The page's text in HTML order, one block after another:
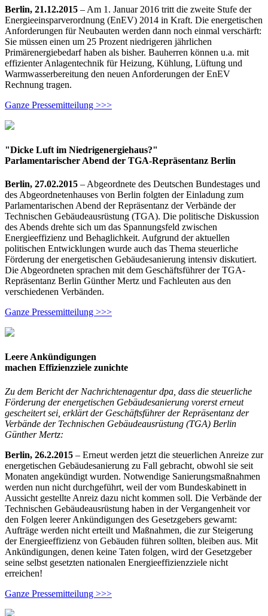
Berlin, 21.12.2015 – Am 1. Januar 2016 tritt die zweite Stufe der
Energieeinsparverordnung (EnEV) 2014 in Kraft. Die energetischen
Anforderungen für Neubauten werden dann noch einmal verschärft:
Sie müssen einen um 25 Prozent niedrigeren jährlichen
Primärenergiebedarf haben als bisher. Bauherren können u.a. mit
effizienter Anlagentechnik für Heizung, Kühlung, Lüftung und
Warmwasserbereitung den neuen Anforderungen der EnEV
Rechnung tragen.
Ganze Pressemitteilung >>>
"Dicke Luft im Niedrigenergiehaus?"
Parlamentarischer Abend der TGA-Repräsentanz Berlin
Berlin, 27.02.2015 – Abgeordnete des Deutschen Bundestages und
des Abgeordnetenhauses von Berlin folgten der Einladung zum
Parlamentarischen Abend der Repräsentanz der Verbände der
Technischen Gebäudeausrüstung (TGA). Die politische Diskussion
des Abends drehte sich um das Spannungsfeld zwischen
Energieeffizienz und Behaglichkeit. Aufgrund der aktuellen
politischen Entwicklungen wurde auch das Thema steuerliche
Förderung der energetischen Gebäudesanierung intensiv diskutiert.
Die Abgeordneten sprachen mit dem Geschäftsführer der TGA-
Repräsentanz Berlin Günther Mertz und Fachleuten aus den
verschiedenen Verbänden.
Ganze Pressemitteilung >>>
Leere Ankündigungen
machen Effizienzziele zunichte
Zu dem Bericht der Nachrichtenagentur dpa, dass die steuerliche
Förderung der energetischen Gebäudesanierung vorerst erneut
gescheitert sei, erklärt der Geschäftsführer der Repräsentanz der
Verbände der Technischen Gebäudeausrüstung (TGA) Berlin
Günther Mertz:
Berlin, 26.2.2015 – Erneut werden jetzt die steuerlichen Anreize zur
energetischen Gebäudesanierung zu Fall gebracht, obwohl sie seit
Monaten angekündigt wurden. Notwendige Sanierungsmaßnahmen
werden nun nicht durchgeführt, weil der vom Bundeskabinett in
Aussicht gestellte Anreiz dazu nicht kommen soll. Die Verbände der
Technischen Gebäudeausrüstung haben in der Vergangenheit vor
den Folgen leerer Ankündigungen des Gesetzgebers gewarnt:
Aufträge werden nicht erteilt und Maßnahmen, die zur Steigerung
der Energieeffizienz von Gebäuden führen sollten, bleiben aus. Mit
Ankündigungen, denen keine Taten folgen, wird der Gesetzgeber
seine selbst gesetzten nationalen Energieeffizienzziele nicht
erreichen!
Ganze Pressemitteilung >>>